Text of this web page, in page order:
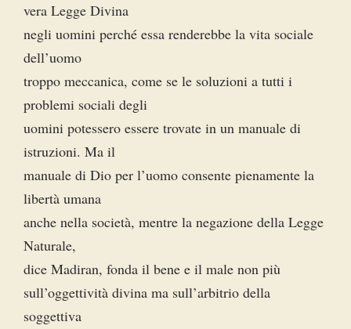
vera Legge Divina
negli uomini perché essa renderebbe la vita sociale
dell’uomo
troppo meccanica, come se le soluzioni a tutti i
problemi sociali degli
uomini potessero essere trovate in un manuale di
istruzioni. Ma il
manuale di Dio per l’uomo consente pienamente la
libertà umana
anche nella società, mentre la negazione della Legge
Naturale,
dice Madiran, fonda il bene e il male non più
sull’oggettività divina ma sull’arbitrio della
soggettiva